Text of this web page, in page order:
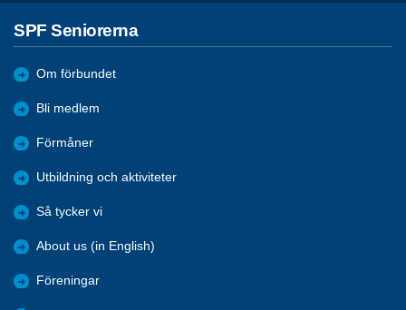
SPF Seniorerna
Om förbundet
Bli medlem
Förmåner
Utbildning och aktiviteter
Så tycker vi
About us (in English)
Föreningar